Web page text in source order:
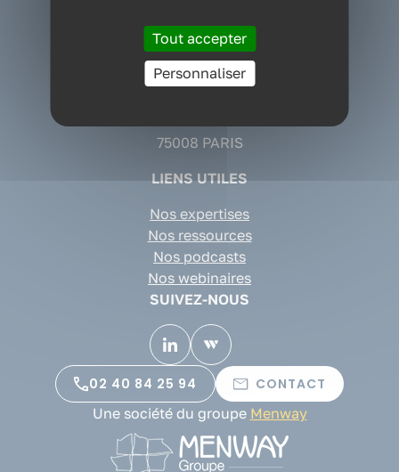
CONTACT
Cabinet conseil QVT Nantes Siège
75 rue des Français Libres
44200 NANTES Cedex 2
75008 PARIS
LIENS UTILES
Nos expertises
Nos ressources
Nos podcasts
Nos webinaires
SUIVEZ-NOUS
02 40 84 25 94
CONTACT
Une société du groupe Menway
Tout accepter
Personnaliser